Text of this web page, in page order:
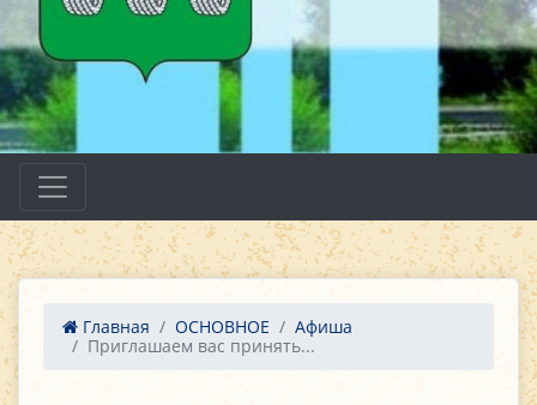
Главная ОСНОВНОЕ
Афиша
Приглашаем вас принять...